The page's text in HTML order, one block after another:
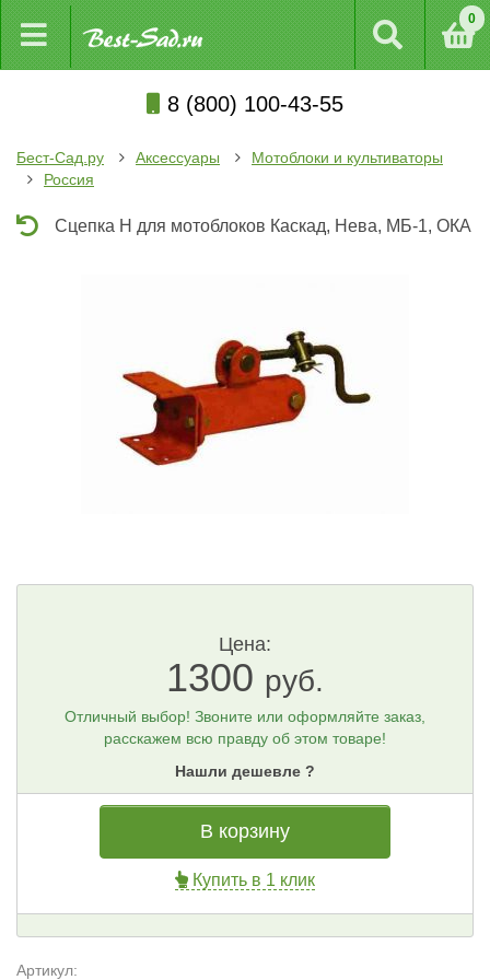
0
8 (800) 100-43-55
Бест-Сад.ру Аксессуары
Мотоблоки и культиваторы
Россия
Сцепка Н для мотоблоков Каскад, Нева, МБ-1, ОКА
Цена:
1300 руб.
Отличный выбор! Звоните или оформляйте заказ,
расскажем всю правду об этом товаре!
Нашли дешевле ?
В корзину
Купить в 1 клик
Артикул: